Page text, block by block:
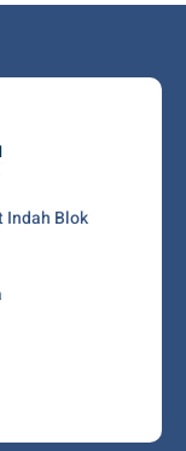
Indah Blok